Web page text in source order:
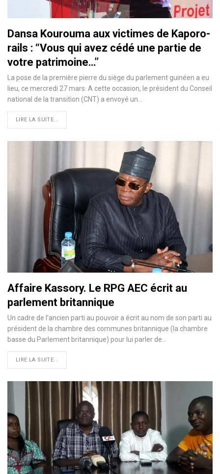
Dansa Kourouma aux victimes de Kaporo-
rails : “Vous qui avez cédé une partie de
votre patrimoine…’’
La pose de la première pierre du siège du parlement guinéen a eu
lieu, ce mercredi 27 mars. A cette occasion, le président du Conseil
national de la transition (CNT) a envoyé un…
LIRE LA SUITE...
Affaire Kassory. Le RPG AEC écrit au
parlement britannique
Un cadre de l’ancien parti au pouvoir a écrit au nom de son parti au
président de la chambre des communes britannique (la chambre
basse du Parlement britannique) pour lui parler de…
LIRE LA SUITE...